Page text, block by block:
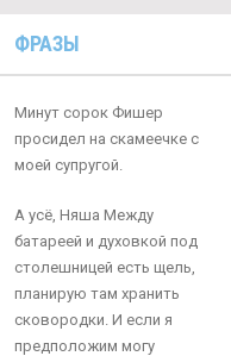
ФРАЗЫ
Минут сорок Фишер
просидел на скамеечке с
моей супругой.
А усё, Няша Между
батареей и духовкой под
столешницей есть щель,
планирую там хранить
сковородки. И если я
предположим могу